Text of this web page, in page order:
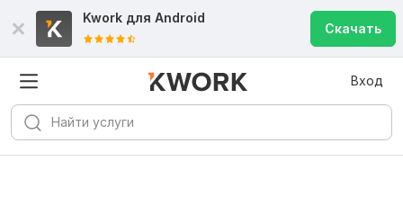
Kwork для Android
Скачать
Вход